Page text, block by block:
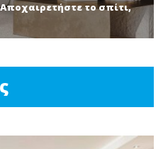
Αποχαιρετήστε το σπίτι,